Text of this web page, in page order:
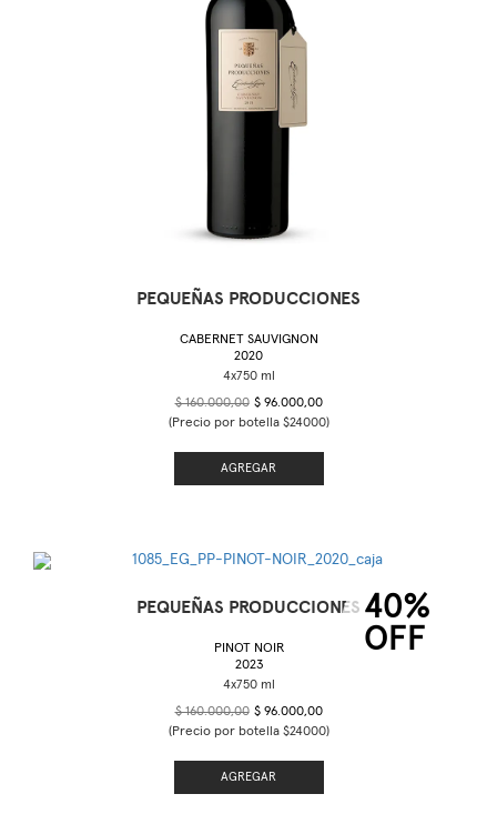
PEQUEÑAS PRODUCCIONES
CABERNET SAUVIGNON
2020
$ 160.000,00 $ 96.000,00
(Precio por botella $24000)
AGREGAR
40%
OFF
PEQUEÑAS PRODUCCIONES
PINOT NOIR
2023
$ 160.000,00 $ 96.000,00
(Precio por botella $24000)
AGREGAR